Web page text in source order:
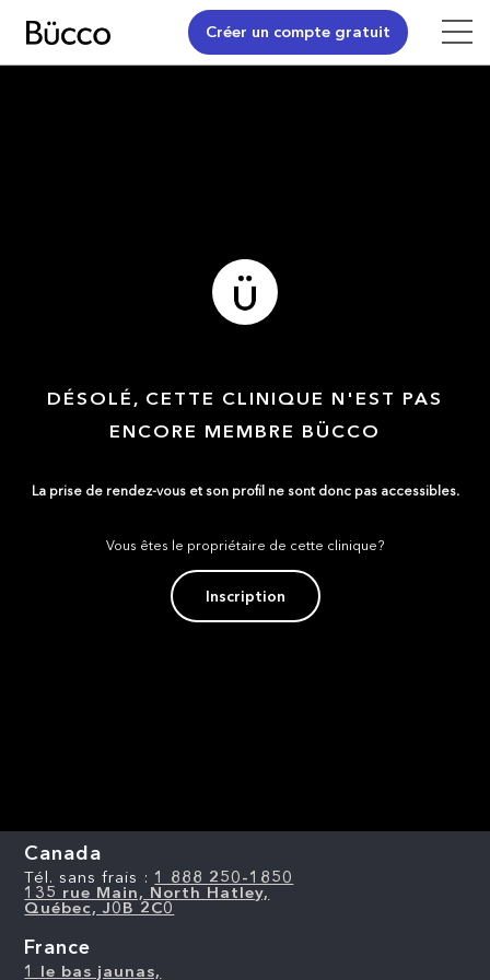
Créer un compte gratuit
DÉSOLÉ, CETTE CLINIQUE N'EST PAS
ENCORE MEMBRE BÜCCO
La prise de rendez-vous et son profil ne sont donc pas accessibles.
Vous êtes le propriétaire de cette clinique?
Inscription
Canada
Tél. sans frais : 1 888 250-1850
135 rue Main, North Hatley,
Québec, J0B 2C0
France
1 le bas jaunas,